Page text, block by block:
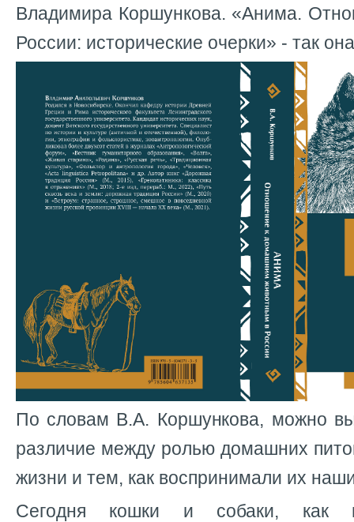
Владимира Коршункова. «Анима.
России: исторические очерки» - так
По словам В.А. Коршункова, можно
различие между ролью домашних
жизни и тем, как воспринимали их
Сегодня кошки и собаки, как